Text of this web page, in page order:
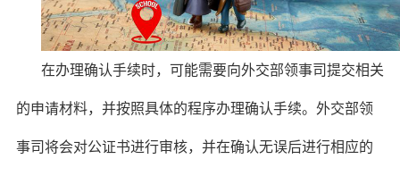
在办理确认手续时，可能需要向外交部领事司提交相关
的申请材料，并按照具体的程序办理确认手续。外交部领
事司将会对公证书进行审核，并在确认无误后进行相应的